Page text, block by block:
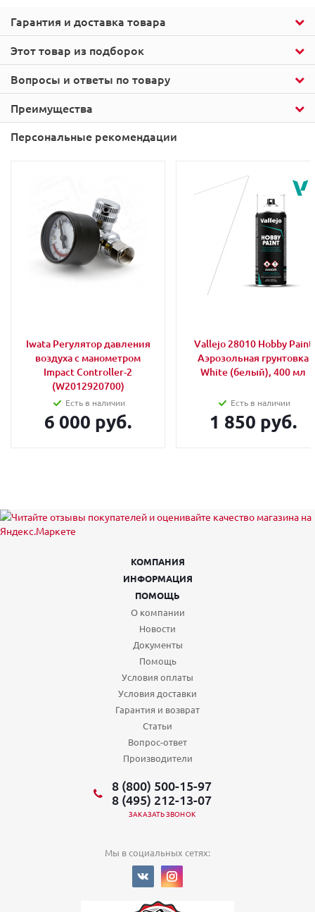
Этот товар из подборок
Гарантия и доставка товара
Вопросы и ответы по товару
Преимущества
Персональные рекомендации
Iwata Регулятор давления
воздуха с манометром
Impact Controller-2
(W2012920700)
Есть в наличии
6 000 руб.
Vallejo 28010 Hobby Paint
Аэрозольная грунтовка
White (белый), 400 мл
Есть в наличии
1 850 руб.
КОМПАНИЯ
ИНФОРМАЦИЯ
ПОМОЩЬ
О компании
Новости
Документы
Помощь
Условия оплаты
Условия доставки
Гарантия и возврат
Статьи
Вопрос-ответ
Производители
8 (800) 500-15-97
8 (495) 212-13-07
ЗАКАЗАТЬ ЗВОНОК
Мы в социальных сетях: